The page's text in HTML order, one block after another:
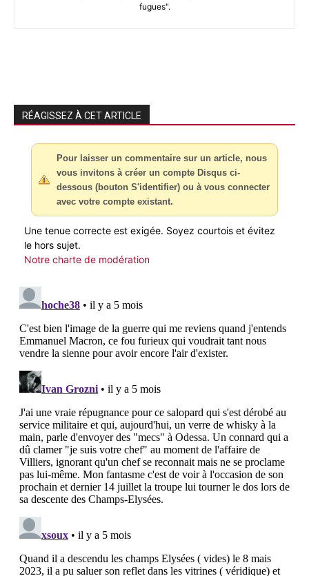
fugues".
RÉAGISSEZ À CET ARTICLE
Pour laisser un commentaire sur un article, nous
vous invitons à créer un compte Disqus ci-
dessous (bouton S'identifier) ou à vous connecter
avec votre compte existant.
Une tenue correcte est exigée. Soyez courtois et évitez
le hors sujet.
Notre charte de modération